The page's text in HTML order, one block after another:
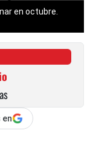
en octubre.
en